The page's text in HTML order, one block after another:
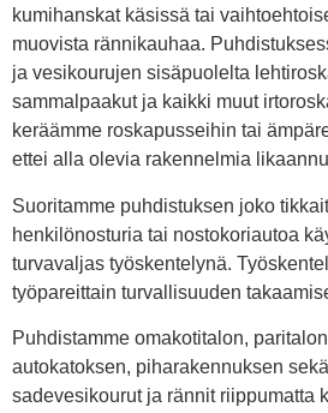
kumihanskat käsissä tai
muovista rännikauhaa.
ja vesikourujen sisäpuolelta
sammalpaakut ja kaikki muut
keräämme roskapusseihin tai
ettei alla olevia rakennelmia
Suoritamme puhdistuksen joko
henkilönosturia tai nostokoriautoa
turvavaljas työskentelynä.
työpareittain turvallisuuden
Puhdistamme omakotitalon,
autokatoksen, piharakennuksen
sadevesikourut ja rännit riippumatta